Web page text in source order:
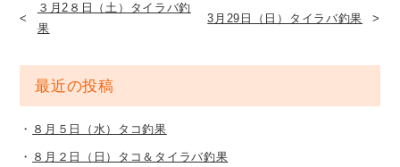
３月2８日（土）タイラバ釣
果
3月29日（日）タイラバ釣果
最近の投稿
８月５日（水）タコ釣果
８月２日（日）タコ＆タイラバ釣果